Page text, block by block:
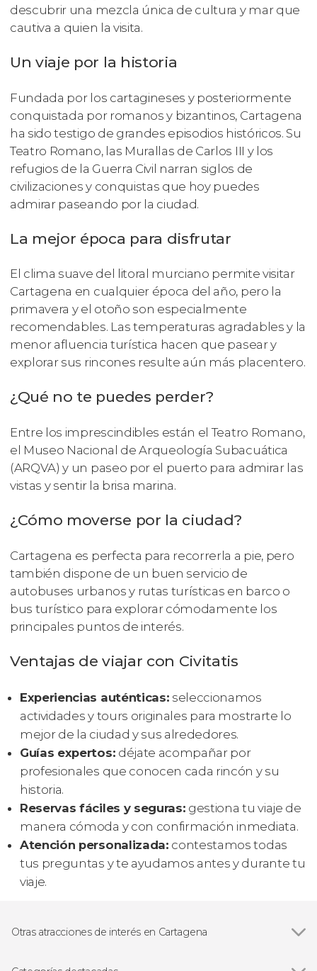
descubrir una mezcla única de cultura y mar que
cautiva a quien la visita.
Un viaje por la historia
Fundada por los cartagineses y posteriormente
conquistada por romanos y bizantinos, Cartagena
ha sido testigo de grandes episodios históricos. Su
Teatro Romano, las Murallas de Carlos III y los
refugios de la Guerra Civil narran siglos de
civilizaciones y conquistas que hoy puedes
admirar paseando por la ciudad.
La mejor época para disfrutar
El clima suave del litoral murciano permite visitar
Cartagena en cualquier época del año, pero la
primavera y el otoño son especialmente
recomendables. Las temperaturas agradables y la
menor afluencia turística hacen que pasear y
explorar sus rincones resulte aún más placentero.
¿Qué no te puedes perder?
Entre los imprescindibles están el Teatro Romano,
el Museo Nacional de Arqueología Subacuática
(ARQVA) y un paseo por el puerto para admirar las
vistas y sentir la brisa marina.
¿Cómo moverse por la ciudad?
Cartagena es perfecta para recorrerla a pie, pero
también dispone de un buen servicio de
autobuses urbanos y rutas turísticas en barco o
bus turístico para explorar cómodamente los
principales puntos de interés.
Ventajas de viajar con Civitatis
Experiencias auténticas: seleccionamos
actividades y tours originales para mostrarte lo
mejor de la ciudad y sus alrededores.
Guías expertos: déjate acompañar por
profesionales que conocen cada rincón y su
historia.
Reservas fáciles y seguras: gestiona tu viaje de
manera cómoda y con confirmación inmediata.
Atención personalizada: contestamos todas
tus preguntas y te ayudamos antes y durante tu
viaje.
Otras atracciones de interés en Cartagena